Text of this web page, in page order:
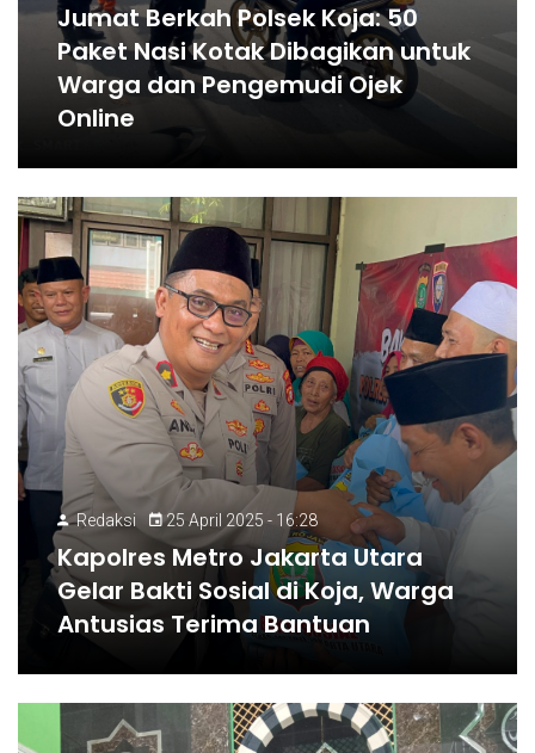
Jumat Berkah Polsek Koja: 50
Paket Nasi Kotak Dibagikan untuk
Warga dan Pengemudi Ojek
Online
Redaksi 25 April 2025 - 16:28
Kapolres Metro Jakarta Utara
Gelar Bakti Sosial di Koja, Warga
Antusias Terima Bantuan